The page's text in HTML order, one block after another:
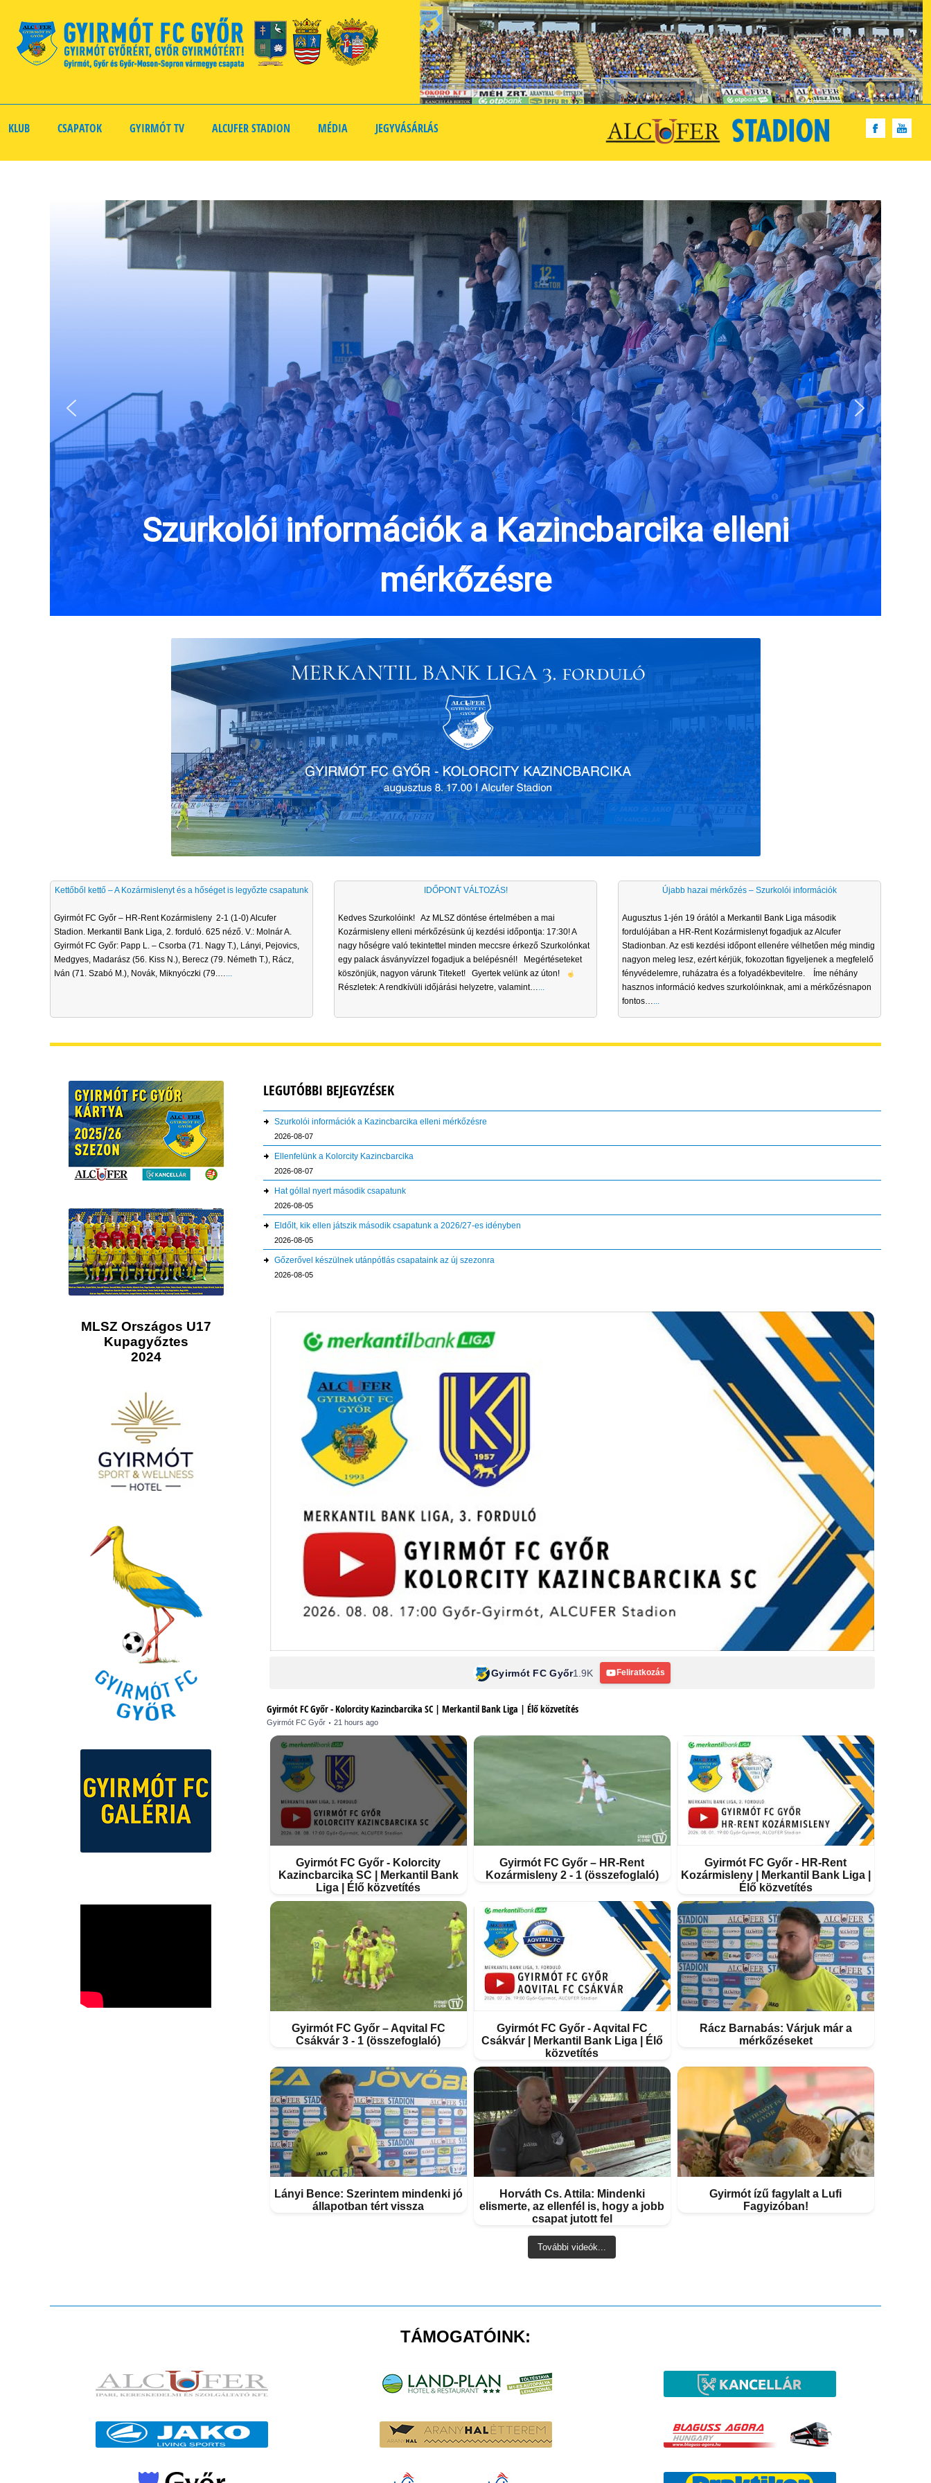
KLUB CSAPATOK GYIRMÓT TV ALCUFER STADION MÉDIA JEGYVÁSÁRLÁS
Szurkolói információk a Kazincbarcika elleni
mérkőzésre
Kettőből kettő – A Kozármislenyt és a hőséget is legyőzte csapatunk
Gyirmót FC Győr – HR-Rent Kozármisleny 2-1 (1-0) Alcufer
Stadion. Merkantil Bank Liga, 2. forduló. 625 néző. V.: Molnár A.
Gyirmót FC Győr: Papp L. – Csorba (71. Nagy T.), Lányi, Pejovics,
Medgyes, Madarász (56. Kiss N.), Berecz (79. Németh T.), Rácz,
Iván (71. Szabó M.), Novák, Miknyóczki (79.…...
IDŐPONT VÁLTOZÁS!
Kedves Szurkolóink! Az MLSZ döntése értelmében a mai
Kozármisleny elleni mérkőzésünk új kezdési időpontja: 17:30! A
nagy hőségre való tekintettel minden meccsre érkező Szurkolónkat
egy palack ásványvízzel fogadjuk a belépésnél! Megértéseteket
köszönjük, nagyon várunk Titeket! Gyertek velünk az úton!
Részletek: A rendkívüli időjárási helyzetre, valamint…...
Újabb hazai mérkőzés – Szurkolói információk
Augusztus 1-jén 19 órától a Merkantil Bank Liga második
fordulójában a HR-Rent Kozármislenyt fogadjuk az Alcufer
Stadionban. Az esti kezdési időpont ellenére vélhetően még mindig
nagyon meleg lesz, ezért kérjük, fokozottan figyeljenek a megfelelő
fényvédelemre, ruházatra és a folyadékbevitelre. Íme néhány
hasznos információ kedves szurkolóinknak, ami a mérkőzésnapon
fontos…...
MLSZ Országos U17
Kupagyőztes
2024
LEGUTÓBBI BEJEGYZÉSEK
Szurkolói információk a Kazincbarcika elleni mérkőzésre
2026-08-07
Ellenfelünk a Kolorcity Kazincbarcika
2026-08-07
Hat góllal nyert második csapatunk
2026-08-05
Eldőlt, kik ellen játszik második csapatunk a 2026/27-es idényben
2026-08-05
Gőzerővel készülnek utánpótlás csapataink az új szezonra
2026-08-05
Gyirmót FC Győr1.9K Feliratkozás
Gyirmót FC Győr - Kolorcity Kazincbarcika SC | Merkantil Bank Liga | Élő közvetítés
Gyirmót FC Győr 21 hours ago
Gyirmót FC Győr - Kolorcity
Kazincbarcika SC | Merkantil Bank
Liga | Élő közvetítés
Gyirmót FC Győr – HR-Rent
Kozármisleny 2 - 1 (összefoglaló)
Gyirmót FC Győr - HR-Rent
Kozármisleny | Merkantil Bank Liga |
Élő közvetítés
Gyirmót FC Győr – Aqvital FC
Csákvár 3 - 1 (összefoglaló)
Gyirmót FC Győr - Aqvital FC
Csákvár | Merkantil Bank Liga | Élő
közvetítés
Rácz Barnabás: Várjuk már a
mérkőzéseket
Lányi Bence: Szerintem mindenki jó
állapotban tért vissza
Horváth Cs. Attila: Mindenki
elismerte, az ellenfél is, hogy a jobb
csapat jutott fel
Gyirmót ízű fagylalt a Lufi
Fagyizóban!
További videók...
TÁMOGATÓINK: